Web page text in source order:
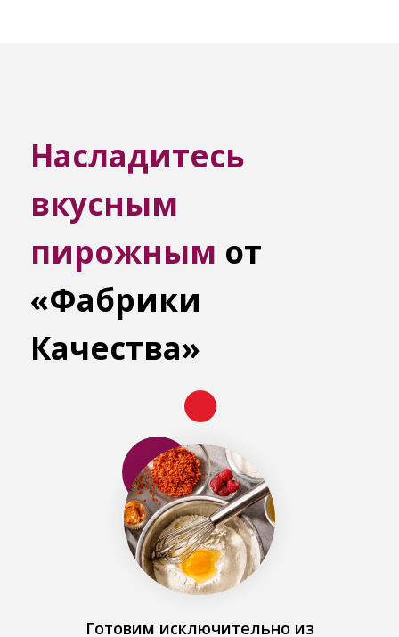
Насладитесь
вкусным
пирожным от
«Фабрики
Качества»
Готовим исключительно из